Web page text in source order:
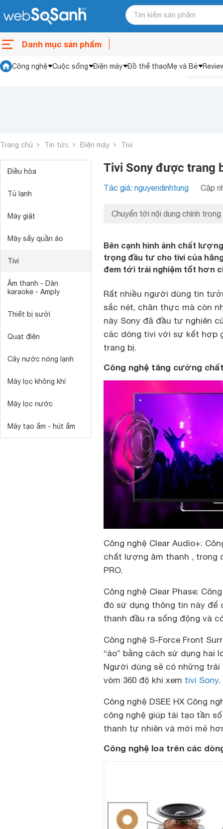
Danh mục sản phẩm
Công nghệ Cuộc sống Điện máy Đồ thể thaoMẹ và Bé
Trang chủ Tin tức Điện máy Tivi
Điều hòa
Tủ lạnh
Máy giặt
Máy sấy quần áo
Tivi
Âm thanh - Dàn
karaoke - Amply
Thiết bị sưởi
Quạt điện
Cây nước nóng lạnh
Máy lọc không khí
Máy lọc nước
Máy tạo ẩm - hút ẩm
Tivi Sony được trang
Tác giả: nguyendinhtung Cập
Chuyển tới nội dung chính trong
Bên cạnh hình ảnh chất
trọng đầu tư cho tivi của
đem tới trải nghiệm tốt hơn
Rất nhiều người dùng tin
sắc nét, chân thực mà còn
này Sony đã đầu tư nghiên
các dòng tivi với sự kết hợp
trang bị.
Công nghệ tăng cường
Công nghệ Clear Audio+:
chất lượng âm thanh , trong
PRO.
Công nghệ Clear Phase:
đó sử dụng thông tin này để
thanh đầu ra sống động và
Công nghệ S-Force Front
“ảo” bằng cách sử dụng hai
Người dùng sẽ có những
vòm 360 độ khi xem tivi Sony.
Công nghệ DSEE HX Công
công nghệ giúp tái tạo tần
thanh tự nhiên và mới mẻ
Công nghệ loa trên các